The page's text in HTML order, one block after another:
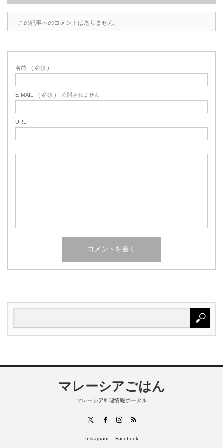
この記事へのコメントはありません。
名前 ( 必須 )
E-MAIL ( 必須 ) - 公開されません -
URL
マレーシアごはん
マレーシア料理情報ポータル
FacebookInstagram
RSS
Instagram Facebook